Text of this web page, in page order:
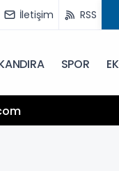
İletişim RSS
SPOR